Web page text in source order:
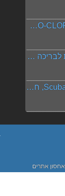
כלור לבריכה גרגירים / אבקה HYDRO-CLOR באריזת 1 ק"ג
Alpine - משאבת חום מומלצת לבריכה 21.00 Kw
סקובה 3 - Scuba3s NFC Lovibond, חדש!!! ערכת בדיקה מתקדמת לבריכה
אחסון אתרים